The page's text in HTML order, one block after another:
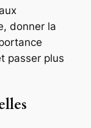
donner la
passer plus